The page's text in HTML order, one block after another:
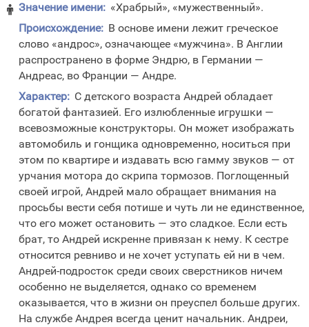
 Значение имени: «Храбрый», «мужественный».
Происхождение: В основе имени лежит греческое
слово «андрос», означающее «мужчина». В Англии
распространено в форме Эндрю, в Германии —
Андреас, во Франции — Андре.
Характер: С детского возраста Андрей обладает
богатой фантазией. Его излюбленные игрушки —
всевозможные конструкторы. Он может изображать
автомобиль и гонщика одновременно, носиться при
этом по квартире и издавать всю гамму звуков — от
урчания мотора до скрипа тормозов. Поглощенный
своей игрой, Андрей мало обращает внимания на
просьбы вести себя потише и чуть ли не единственное,
что его может остановить — это сладкое. Если есть
брат, то Андрей искренне привязан к нему. К сестре
относится ревниво и не хочет уступать ей ни в чем.
Андрей-подросток среди своих сверстников ничем
особенно не выделяется, однако со временем
оказывается, что в жизни он преуспел больше других.
На службе Андрея всегда ценит начальник. Андреи,